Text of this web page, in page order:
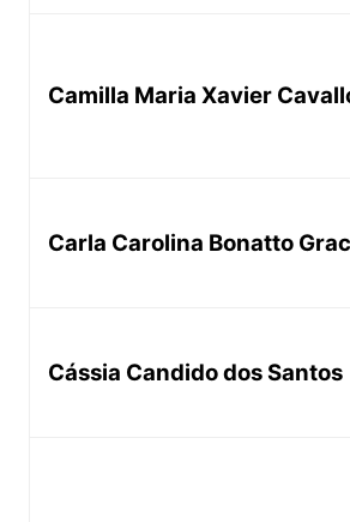
Camilla Maria Xavier
Carla Carolina Bonatto
Cássia Candido dos Santos